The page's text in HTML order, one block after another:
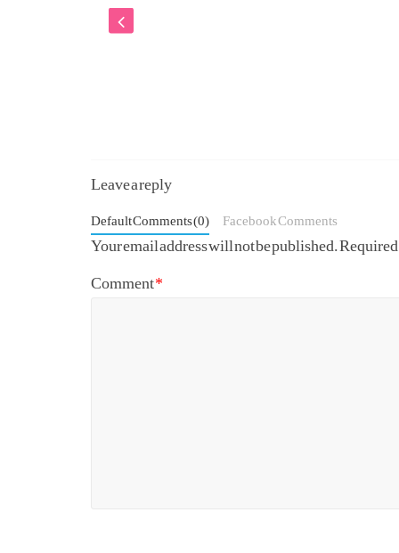
Leave a reply
Default Comments (0) Facebook Comments
Your email address will not be published.
Comment*